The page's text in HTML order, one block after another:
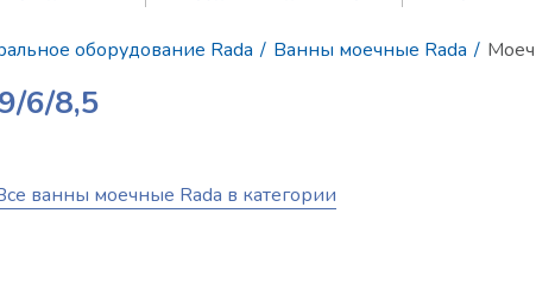
оборудование Rada / Ванны моечные Rada /
6/8,5
ванны моечные Rada в категории